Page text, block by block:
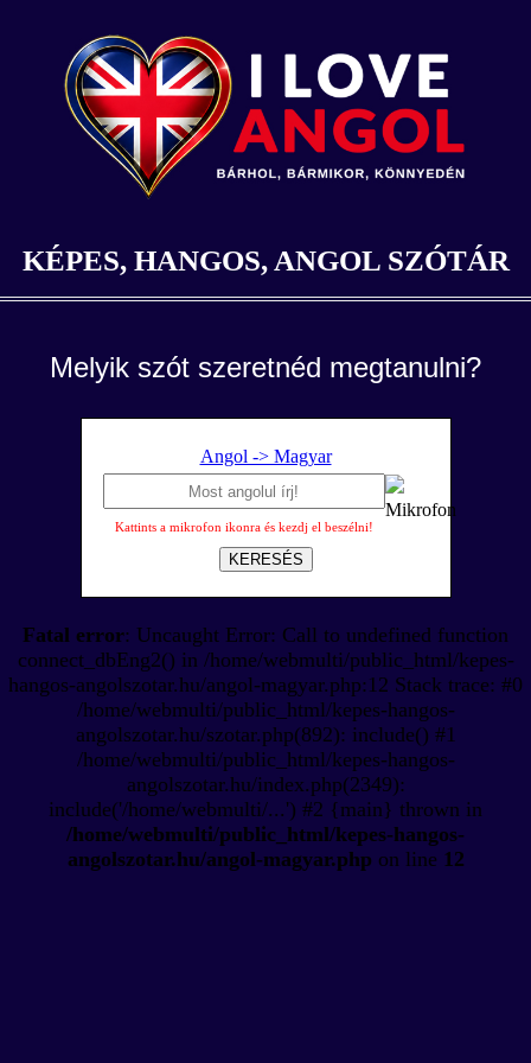
KÉPES, HANGOS, ANGOL SZÓTÁR
Melyik szót szeretnéd megtanulni?
Angol -> Magyar
Kattints a mikrofon ikonra és kezdj el beszélni!
KERESÉS
Fatal error: Uncaught Error: Call to undefined function
connect_dbEng2() in /home/webmulti/public_html/kepes-
hangos-angolszotar.hu/angol-magyar.php:12 Stack trace: #0
/home/webmulti/public_html/kepes-hangos-
angolszotar.hu/szotar.php(892): include() #1
/home/webmulti/public_html/kepes-hangos-
angolszotar.hu/index.php(2349):
include('/home/webmulti/...') #2 {main} thrown in
/home/webmulti/public_html/kepes-hangos-
angolszotar.hu/angol-magyar.php on line 12